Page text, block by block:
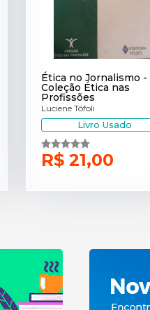
Ética no Jornalismo -
Coleção Ética nas
Profissões
Luciene Tófoli
Livro Usado
R$ 21,00